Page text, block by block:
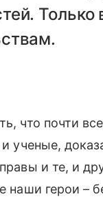
что почти
ученые,
и те, и
наши герои